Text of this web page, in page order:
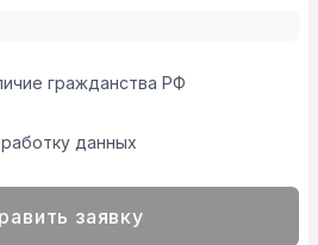
гражданства РФ
данных
заявку